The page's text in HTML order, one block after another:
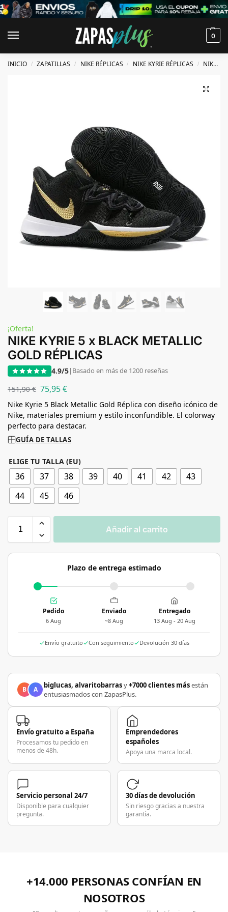
0
INICIO / ZAPATILLAS / NIKE RÉPLICAS / NIKE KYRIE RÉPLICAS / NIKE KYRIE 5 RÉPLICAS
¡Oferta!
NIKE KYRIE 5 x BLACK METALLIC
GOLD RÉPLICAS
4.9/5| Basado en más de 1200 reseñas
151,90€ 75,95€
Nike Kyrie 5 Black Metallic Gold Réplica con diseño icónico de
Nike, materiales premium y estilo inconfundible. El colorway
perfecto para destacar.
GUÍA DE TALLAS
ELIGE TU TALLA (EU)
36 37 38 39 40 41 42
43
44
45 46
Añadir al carrito
Plazo de entrega estimado
Pedido
6 Aug
Enviado
~8 Aug
Entregado
13 Aug - 20 Aug
Envío gratuito Con seguimiento Devolución 30 días
B A biglucas, alvaritobarrasy+7000 clientes másestán
entusiasmados con ZapasPlus.
Envío gratuito a España
Procesamos tu pedido en
menos de 48h.
Emprendedores
españoles
Apoya una marca local.
Servicio personal 24/7
Disponible para cualquier
pregunta.
30 días de devolución
Sin riesgo gracias a nuestra
garantía.
+14.000 PERSONAS CONFÍAN EN
NOSOTROS